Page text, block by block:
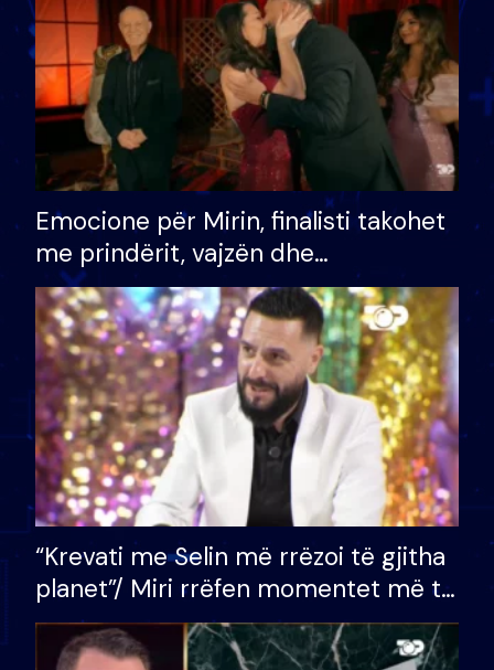
Emocione për Mirin, finalisti takohet
me prindërit, vajzën dhe
bashkëshorten: S’kemi ndonjë letër
divorci apo jo?
“Krevati me Selin më rrëzoi të gjitha
planet”/ Miri rrëfen momentet më të
bukura në shtëpinë e BB VIP: Do më
mungojë zilja e mëngjesit kur…